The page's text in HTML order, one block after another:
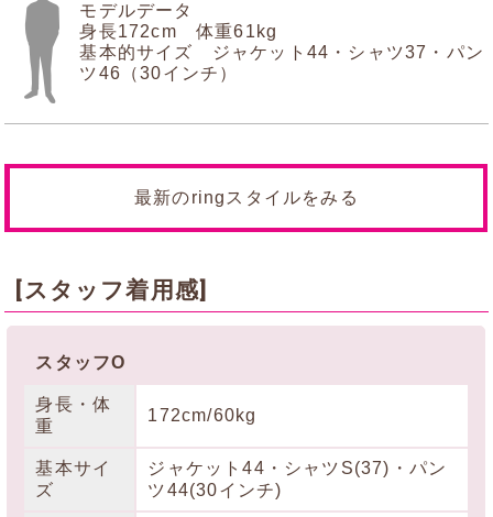
モデルデータ
身長172cm 体重61kg
基本的サイズ ジャケット44・シャツ37・パン
ツ46（30インチ）
最新のringスタイルをみる
[スタッフ着用感]
スタッフO
身長・体
重
172cm/60kg
基本サイ
ズ
ジャケット44・シャツS(37)・パン
ツ44(30インチ)